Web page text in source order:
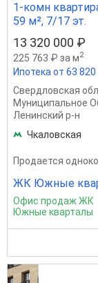
1-комн
59 м², 7/17 эт.
13 320 000 ₽
225 763 ₽ за м2
Ипотека от 63
Свердловская
Муниципальное
Ленинский р-н
Чкаловская
Продается
ЖК Южные
Офис продаж ЖК
Южные кварталы